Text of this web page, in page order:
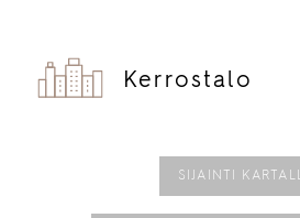
Kerrostalo
SIJAINTI